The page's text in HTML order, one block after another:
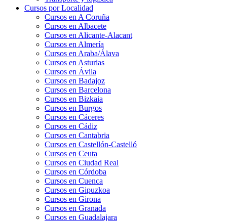
Cursos por Localidad
Cursos en A Coruña
Cursos en Albacete
Cursos en Alicante-Alacant
Cursos en Almería
Cursos en Araba/Álava
Cursos en Asturias
Cursos en Ávila
Cursos en Badajoz
Cursos en Barcelona
Cursos en Bizkaia
Cursos en Burgos
Cursos en Cáceres
Cursos en Cádiz
Cursos en Cantabria
Cursos en Castellón-Castelló
Cursos en Ceuta
Cursos en Ciudad Real
Cursos en Córdoba
Cursos en Cuenca
Cursos en Gipuzkoa
Cursos en Girona
Cursos en Granada
Cursos en Guadalajara